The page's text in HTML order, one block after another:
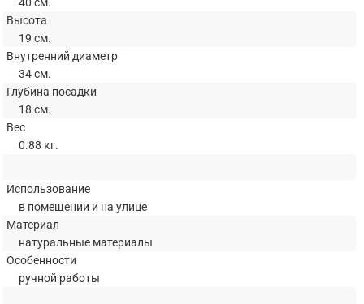
Высота
19 см.
Внутренний диаметр
34 см.
Глубина посадки
18 см.
Вес
0.88 кг.
Использование
в помещении и на улице
Материал
натуральные материалы
Особенности
ручной работы